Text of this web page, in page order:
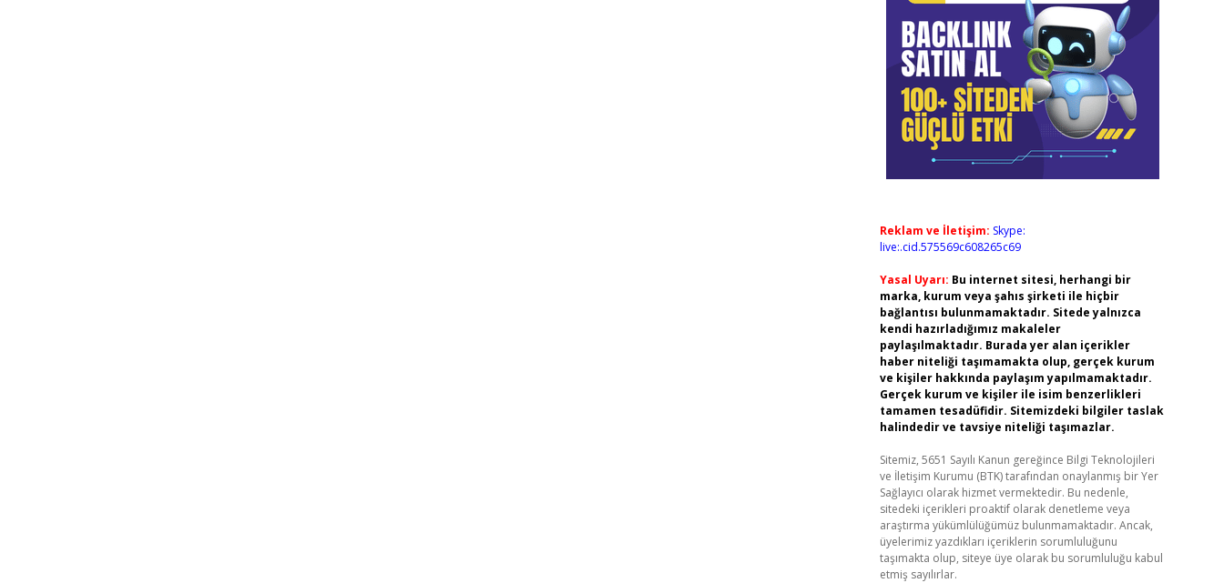
Reklam ve İletişim: Skype:
live:.cid.575569c608265c69
Yasal Uyarı: Bu internet sitesi, herhangi bir
marka, kurum veya şahıs şirketi ile hiçbir
bağlantısı bulunmamaktadır. Sitede yalnızca
kendi hazırladığımız makaleler
paylaşılmaktadır. Burada yer alan içerikler
haber niteliği taşımamakta olup, gerçek kurum
ve kişiler hakkında paylaşım yapılmamaktadır.
Gerçek kurum ve kişiler ile isim benzerlikleri
tamamen tesadüfidir. Sitemizdeki bilgiler taslak
halindedir ve tavsiye niteliği taşımazlar.
Sitemiz, 5651 Sayılı Kanun gereğince Bilgi Teknolojileri
ve İletişim Kurumu (BTK) tarafından onaylanmış bir Yer
Sağlayıcı olarak hizmet vermektedir. Bu nedenle,
sitedeki içerikleri proaktif olarak denetleme veya
araştırma yükümlülüğümüz bulunmamaktadır. Ancak,
üyelerimiz yazdıkları içeriklerin sorumluluğunu
taşımakta olup, siteye üye olarak bu sorumluluğu kabul
etmiş sayılırlar.